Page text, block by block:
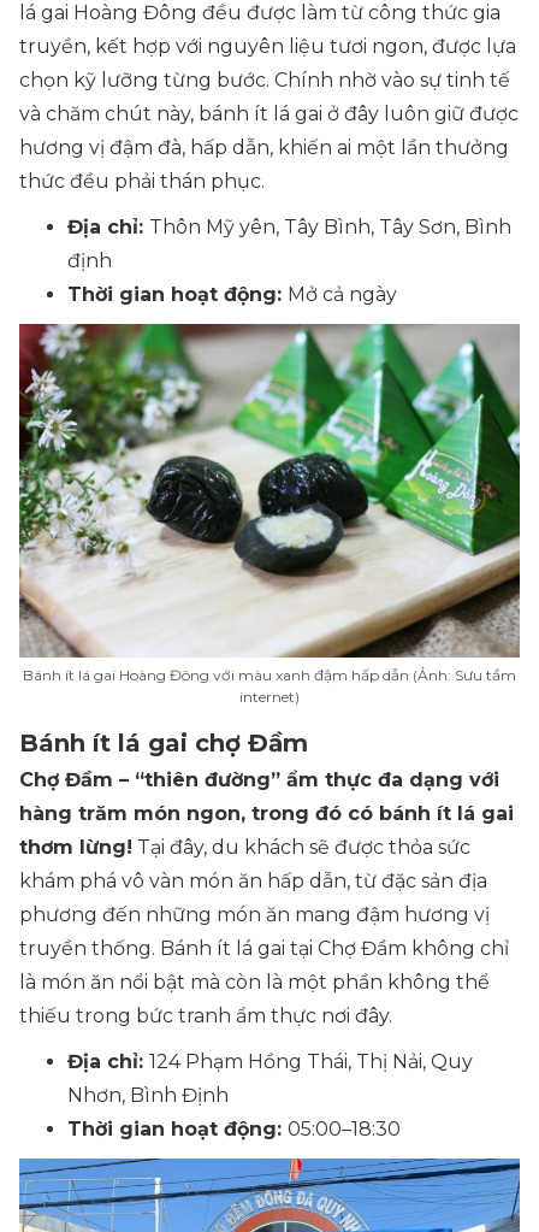
lá gai Hoàng Đông đều được làm từ công thức gia
truyền, kết hợp với nguyên liệu tươi ngon, được lựa
chọn kỹ lưỡng từng bước. Chính nhờ vào sự tinh tế
và chăm chút này, bánh ít lá gai ở đây luôn giữ được
hương vị đậm đà, hấp dẫn, khiến ai một lần thưởng
thức đều phải thán phục.
Địa chỉ: Thôn Mỹ yên, Tây Bình, Tây Sơn, Bình
định
Thời gian hoạt động: Mở cả ngày
Bánh ít lá gai Hoàng Đông với màu xanh đậm hấp dẫn (Ảnh: Sưu tầm
internet)
Bánh ít lá gai chợ Đầm
Chợ Đầm – “thiên đường” ẩm thực đa dạng với
hàng trăm món ngon, trong đó có bánh ít lá gai
thơm lừng! Tại đây, du khách sẽ được thỏa sức
khám phá vô vàn món ăn hấp dẫn, từ đặc sản địa
phương đến những món ăn mang đậm hương vị
truyền thống. Bánh ít lá gai tại Chợ Đầm không chỉ
là món ăn nổi bật mà còn là một phần không thể
thiếu trong bức tranh ẩm thực nơi đây.
Địa chỉ: 124 Phạm Hồng Thái, Thị Nải, Quy
Nhơn, Bình Định
Thời gian hoạt động: 05:00–18:30